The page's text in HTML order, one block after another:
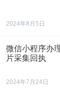
2024年8月5日
微信小程序办
片采集回执
2024年7月24日